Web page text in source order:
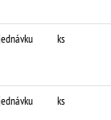
ks
ks